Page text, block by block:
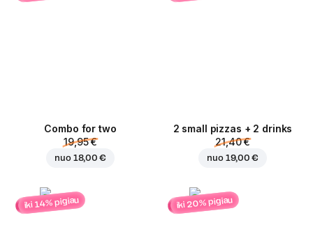
Combo for two
19,95 €
nuo 18,00 €
2 small pizzas + 2 drinks
21,40 €
nuo 19,00 €
iki 14% pigiau iki 20% pigiau